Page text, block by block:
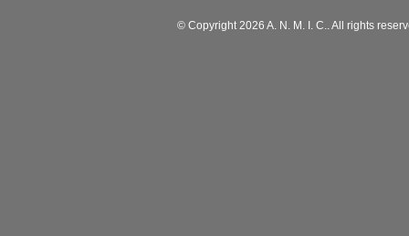
© Copyright 2026 A. N. M. I. C.. All rights